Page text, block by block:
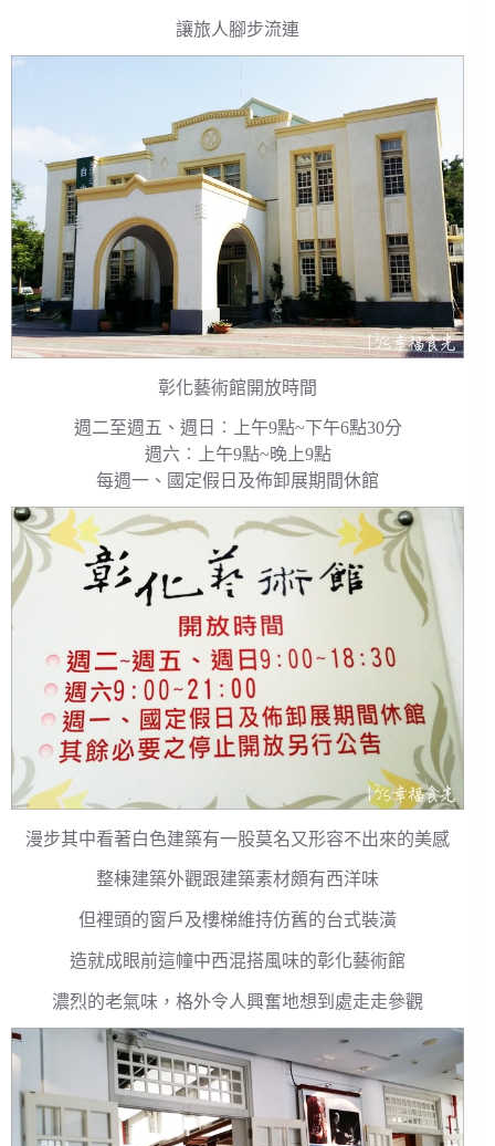
讓旅人腳步流連
彰化藝術館開放時間
週二至週五、週日︰上午9點~下午6點30分
週六︰上午9點~晚上9點
每週一、國定假日及佈卸展期間休館
漫步其中看著白色建築有一股莫名又形容不出來的美感
整棟建築外觀跟建築素材頗有西洋味
但裡頭的窗戶及樓梯維持仿舊的台式裝潢
造就成眼前這幢中西混搭風味的彰化藝術館
濃烈的老氣味，格外令人興奮地想到處走走參觀